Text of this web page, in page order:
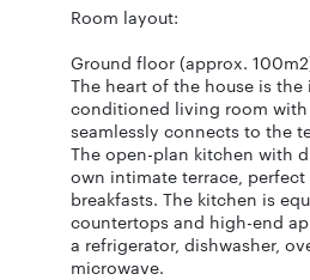
Room layout:
Ground floor (approx.
The heart of the house is the
conditioned living room
seamlessly connects to the
The open-plan kitchen with
own intimate terrace, perfect
breakfasts. The kitchen is
countertops and high-end
a refrigerator, dishwasher,
microwave.